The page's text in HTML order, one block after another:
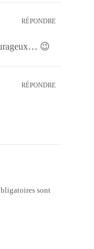
RÉPONDRE
😉
RÉPONDRE
sont